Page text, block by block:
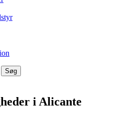
Søg
i Alicante